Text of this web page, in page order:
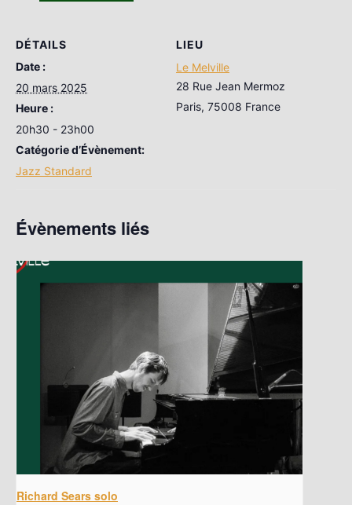
DÉTAILS
Date :
20 mars 2025
Heure :
20h30 - 23h00
Catégorie d’Évènement:
Jazz Standard
LIEU
Le Melville
28 Rue Jean Mermoz
Paris, 75008 France
Évènements liés
Richard Sears solo